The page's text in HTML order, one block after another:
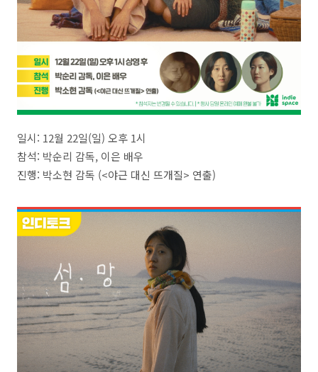
일시: 12월 22일(일) 오후 1시
참석: 박순리 감독, 이은 배우
진행: 박소현 감독 (<야근 대신 뜨개질> 연출)